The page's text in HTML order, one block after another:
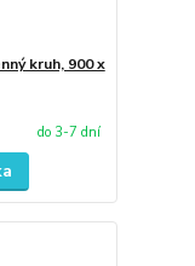
kruh, 900 x
do 3-7 dní